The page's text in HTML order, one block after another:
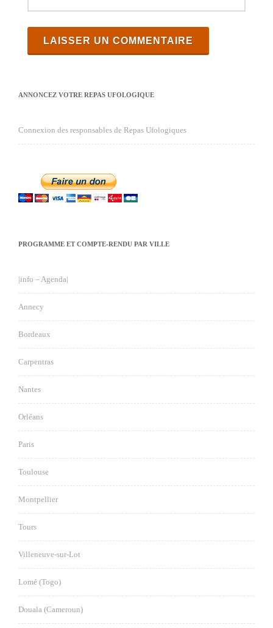
ANNONCEZ VOTRE REPAS UFOLOGIQUE
Connexion des responsables de Repas Ufologiques
PROGRAMME ET COMPTE-RENDU PAR VILLE
|info – Agenda|
Annecy
Bordeaux
Carpentras
Nantes
Orléans
Paris
Toulouse
Montpellier
Tours
Villeneuve-sur-Lot
Lomé (Togo)
Douala (Cameroun)